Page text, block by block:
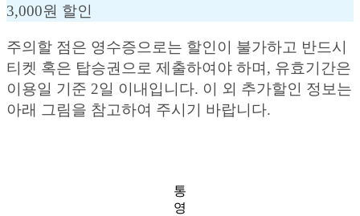
3,000원 할인
주의할 점은 영수증으로는 할인이 불가하고 반드시
티켓 혹은 탑승권으로 제출하여야 하며, 유효기간은
이용일 기준 2일 이내입니다. 이 외 추가할인 정보는
아래 그림을 참고하여 주시기 바랍니다.
통
영